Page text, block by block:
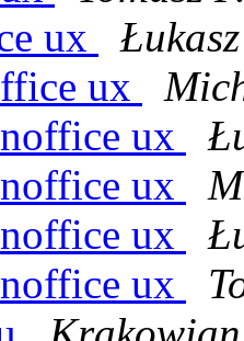
ux
ux
ux
ux
ux
ux